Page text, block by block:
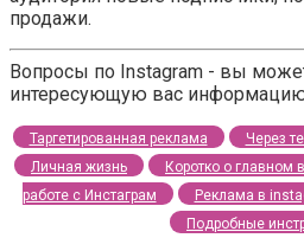
продажи.
Вопросы по Instagram - вы
интересующую вас информацию
Таргетированная реклама Через
Личная жизнь
Коротко о главном
работе с Инстаграм
Реклама в
Подробные